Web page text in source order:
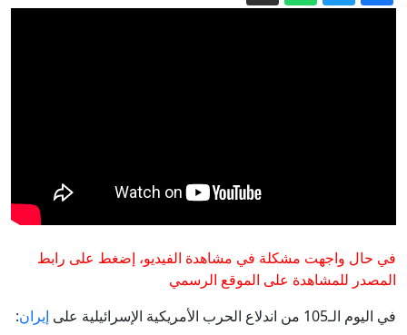
بشحنات عسكرية قبالة سواحل أوديسا
السعودية تستبق نهب نفط ثاني محافظة
يمنية بالإطاحة بقادة فصائل موالية
للإمارات
عاجل. - ترامب يتحدث عن تقدم المحادثات
مع إيران.. الجيش الإسرائيلي يعترف
بسقوط قتيلين في جنوب لبنان
في حال واجهت مشكلة في مشاهدة الفيديو، إضغط على رابط
المصدر للمشاهدة على الموقع الرسمي
في اليوم الـ105 من اندلاع الحرب الأمريكية الإسرائيلية على
إيران: